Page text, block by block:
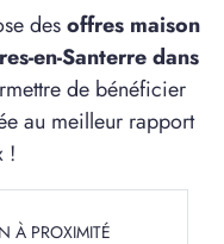
desoffres maison
en-Santerre dans
de bénéficier
au meilleur rapport
!
À PROXIMITÉ